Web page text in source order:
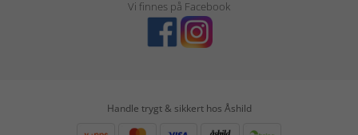
Vi finnes på Facebook
Handle trygt & sikkert hos Åshild